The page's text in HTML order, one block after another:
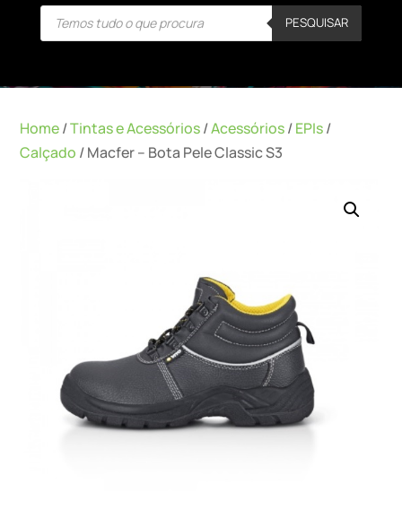
Products
search PESQUISAR
Home/Tintas e Acessórios/Acessórios/EPIs/
Calçado / Macfer – Bota Pele Classic S3